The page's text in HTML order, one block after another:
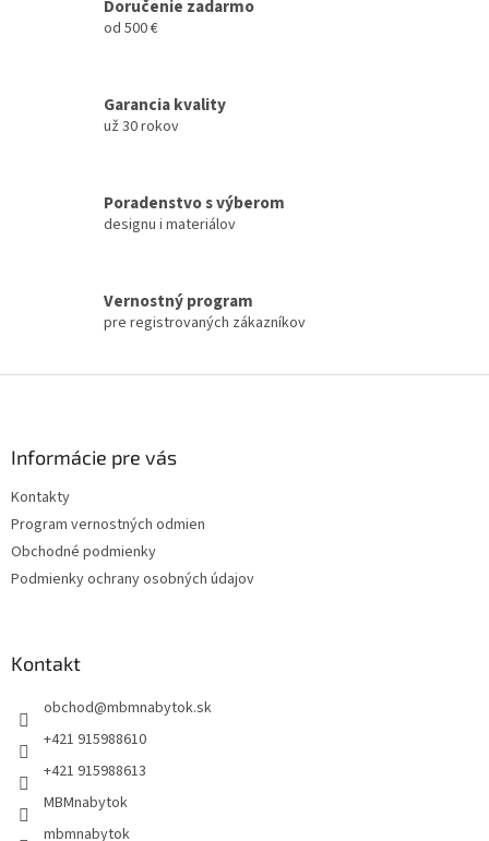
Doručenie zadarmo
od 500 €
Garancia kvality
už 30 rokov
Poradenstvo s výberom
designu i materiálov
Vernostný program
pre registrovaných zákazníkov
Informácie pre vás
Kontakty
Program vernostných odmien
Obchodné podmienky
Podmienky ochrany osobných údajov
Kontakt
obchod@mbmnabytok.sk
+421 915988610
+421 915988613
MBMnabytok
mbmnabytok